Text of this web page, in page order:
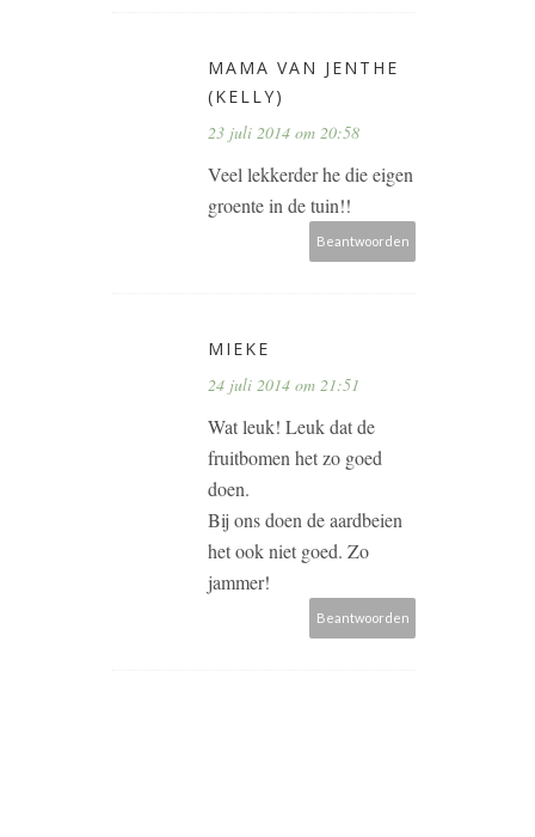
MAMA VAN JENTHE
(KELLY)
23 juli 2014 om 20:58
Veel lekkerder he die eigen
groente in de tuin!!
Beantwoorden
MIEKE
24 juli 2014 om 21:51
Wat leuk! Leuk dat de
fruitbomen het zo goed
doen.
Bij ons doen de aardbeien
het ook niet goed. Zo
jammer!
Beantwoorden